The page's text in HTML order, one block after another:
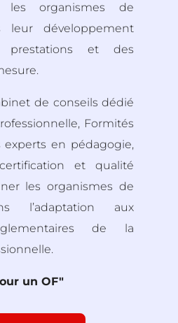
les organismes de
leur développement
et des
de conseils dédié
Formités
experts en pédagogie,
et qualité
les organismes de
l’adaptation aux
de la
un OF"